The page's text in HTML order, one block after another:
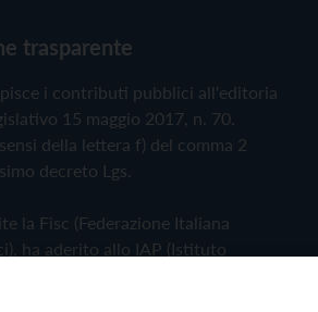
trasparente
i contributi pubblici all'editoria
15 maggio 2017, n. 70.
della lettera f) del comma 2
decreto Lgs.
la Fisc (Federazione Italiana
ha aderito allo IAP (Istituto